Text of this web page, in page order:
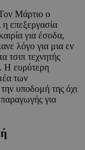
Μάρτιο ο
η επεξεργασία
για έσοδα,
λόγο για μια εν
τσιπ τεχνητής
Η ευρύτερη
των
υποδομή της όχι
για